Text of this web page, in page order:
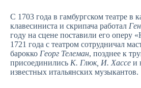
С 1703 года в гамбургском театре в
клавесиниста и скрипача работал
году на сцене поставили его оперу
1721 года с театром сотрудничал
барокко Георг Телеман, позднее к
присоединились К. Глюк, И. Хассе и
известных итальянских музыкантов.